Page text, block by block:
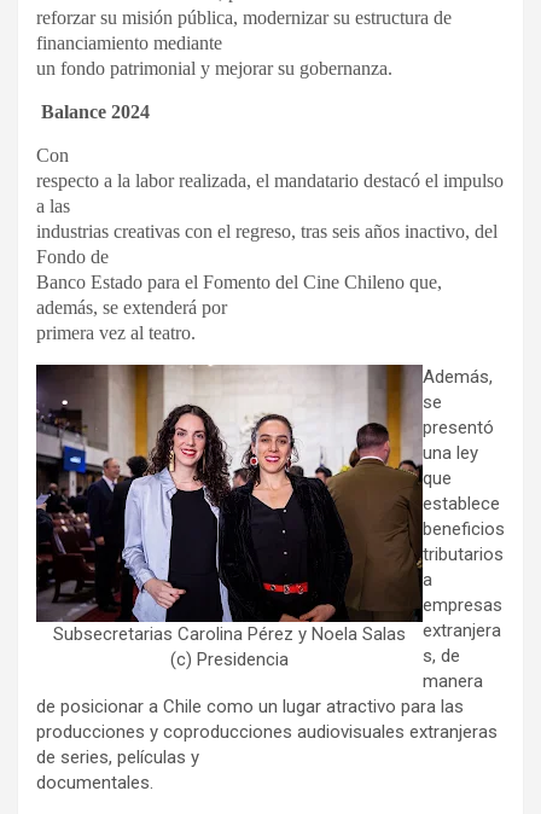
reforzar su misión pública, modernizar su estructura de
financiamiento mediante
un fondo patrimonial y mejorar su gobernanza.
Balance 2024
Con
respecto a la labor realizada, el mandatario destacó el impulso
a las
industrias creativas con el regreso, tras seis años inactivo, del
Fondo de
Banco Estado para el Fomento del Cine Chileno que,
además, se extenderá por
primera vez al teatro.
Subsecretarias Carolina Pérez y Noela Salas
(c) Presidencia
Además,
se
presentó
una ley
que
establece
beneficios
tributarios
a
empresas
extranjera
s, de
manera
de posicionar a Chile como un lugar atractivo para las
producciones y coproducciones audiovisuales extranjeras
de series, películas y
documentales.